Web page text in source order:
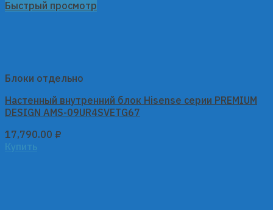
Быстрый просмотр
Блоки отдельно
Настенный внутренний блок Hisense серии PREMIUM
DESIGN AMS-09UR4SVETG67
17,790.00 ₽
Купить